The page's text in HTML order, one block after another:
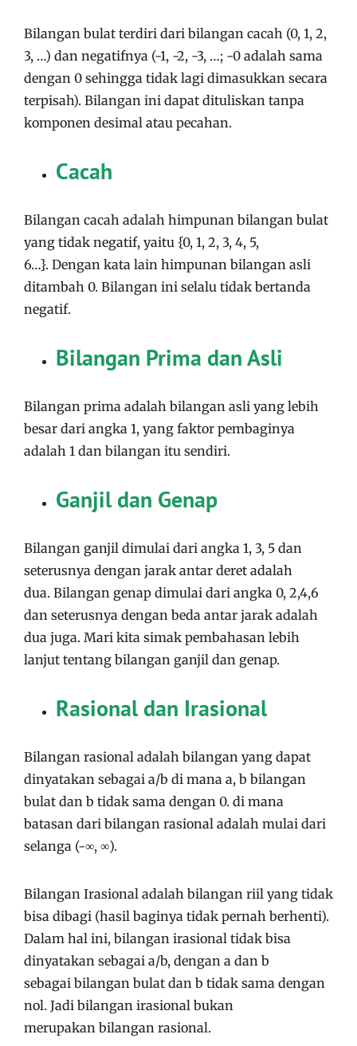
Bilangan bulat terdiri dari bilangan cacah (0, 1, 2,
3, …) dan negatifnya (-1, -2, -3, …; -0 adalah sama
dengan 0 sehingga tidak lagi dimasukkan secara
terpisah). Bilangan ini dapat dituliskan tanpa
komponen desimal atau pecahan.
Cacah
Bilangan cacah adalah himpunan bilangan bulat
yang tidak negatif, yaitu {0, 1, 2, 3, 4, 5,
6…}. Dengan kata lain himpunan bilangan asli
ditambah 0. Bilangan ini selalu tidak bertanda
negatif.
Bilangan Prima dan Asli
Bilangan prima adalah bilangan asli yang lebih
besar dari angka 1, yang faktor pembaginya
adalah 1 dan bilangan itu sendiri.
Ganjil dan Genap
Bilangan ganjil dimulai dari angka 1, 3, 5 dan
seterusnya dengan jarak antar deret adalah
dua. Bilangan genap dimulai dari angka 0, 2,4,6
dan seterusnya dengan beda antar jarak adalah
dua juga. Mari kita simak pembahasan lebih
lanjut tentang bilangan ganjil dan genap.
Rasional dan Irasional
Bilangan rasional adalah bilangan yang dapat
dinyatakan sebagai a/b di mana a, b bilangan
bulat dan b tidak sama dengan 0. di mana
batasan dari bilangan rasional adalah mulai dari
selanga (-∞, ∞).
Bilangan Irasional adalah bilangan riil yang tidak
bisa dibagi (hasil baginya tidak pernah berhenti).
Dalam hal ini, bilangan irasional tidak bisa
dinyatakan sebagai a/b, dengan a dan b
sebagai bilangan bulat dan b tidak sama dengan
nol. Jadi bilangan irasional bukan
merupakan bilangan rasional.